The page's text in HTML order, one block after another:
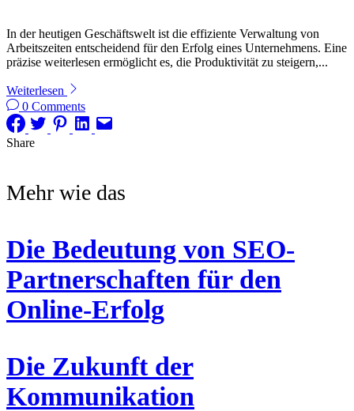
In der heutigen Geschäftswelt ist die effiziente Verwaltung von
Arbeitszeiten entscheidend für den Erfolg eines Unternehmens. Eine
präzise weiterlesen ermöglicht es, die Produktivität zu steigern,...
Weiterlesen
0 Comments
Share
Mehr wie das
Die Bedeutung von SEO-
Partnerschaften für den
Online-Erfolg
Die Zukunft der
Kommunikation